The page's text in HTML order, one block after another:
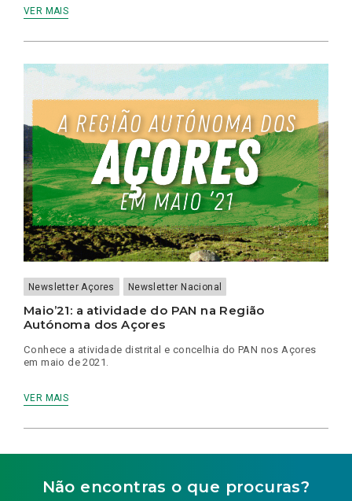
VER MAIS
Newsletter Açores Newsletter Nacional
Maio’21: a atividade do PAN na Região
Autónoma dos Açores
Conhece a atividade distrital e concelhia do PAN nos Açores
em maio de 2021.
VER MAIS
Não encontras o que procuras?